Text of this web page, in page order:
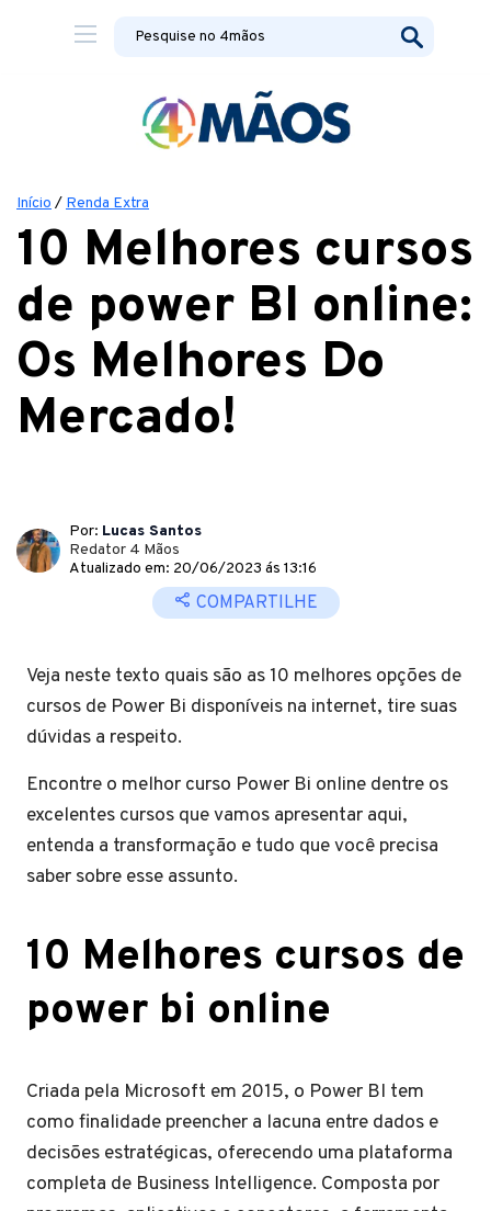
Início / Renda Extra
10 Melhores cursos
de power BI online:
Os Melhores Do
Mercado!
Por: Lucas Santos
Redator 4 Mãos
Atualizado em: 20/06/2023 ás 13:16
COMPARTILHE
Veja neste texto quais são as 10 melhores opções de
cursos de Power Bi disponíveis na internet, tire suas
dúvidas a respeito.
Encontre o melhor curso Power Bi online dentre os
excelentes cursos que vamos apresentar aqui,
entenda a transformação e tudo que você precisa
saber sobre esse assunto.
10 Melhores cursos de
power bi online
Criada pela Microsoft em 2015, o Power BI tem
como finalidade preencher a lacuna entre dados e
decisões estratégicas, oferecendo uma plataforma
completa de Business Intelligence. Composta por